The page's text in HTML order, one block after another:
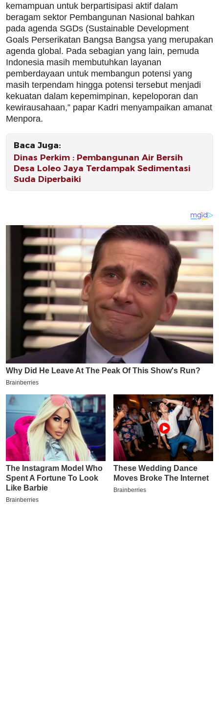
kemampuan untuk berpartisipasi aktif dalam
beragam sektor Pembangunan Nasional bahkan
pada agenda SGDs (Sustainable Development
Goals Perserikatan Bangsa Bangsa yang merupakan
agenda global. Pada sebagian yang lain, pemuda
Indonesia masih membutuhkan layanan
pemberdayaan untuk membangun potensi yang
masih terpendam hingga potensi tersebut menjadi
kekuatan dalam kepemimpinan, kepeloporan dan
kewirausahaan,” papar Kadri menyampaikan amanat
Menpora.
Baca Juga:
Dinas Perkim : Pembangunan Air Bersih
Desa Loleo Jaya Terdampak Sedimentasi
Suda Diperbaiki